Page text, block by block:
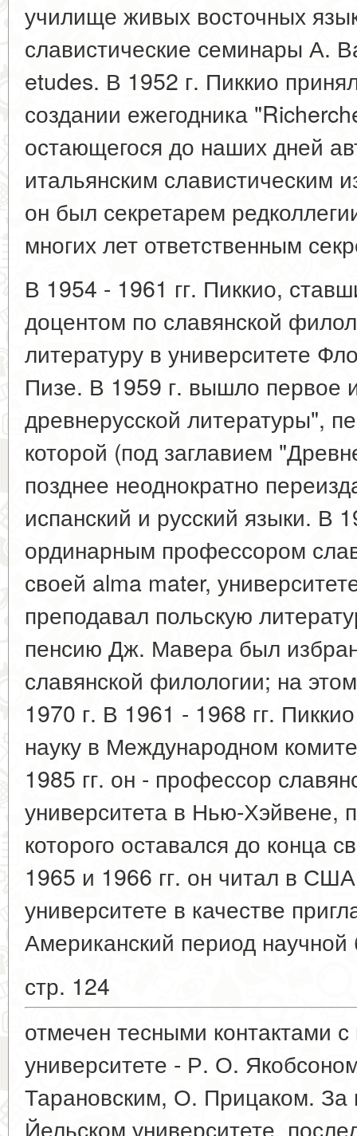
училище живых восточных
славистические семинары А.
etudes. В 1952 г. Пиккио
создании ежегодника
остающегося до наших дней
итальянским славистическим
он был секретарем
многих лет ответственным
В 1954 - 1961 гг. Пиккио,
доцентом по славянской
литературу в университете
Пизе. В 1959 г. вышло первое
древнерусской литературы",
которой (под заглавием
позднее неоднократно
испанский и русский языки. В
ординарным профессором
своей alma mater,
преподавал польскую
пенсию Дж. Мавера был
славянской филологии; на
1970 г. В 1961 - 1968 гг.
науку в Международном
1985 гг. он - профессор
университета в Нью-Хэйвене,
которого оставался до конца
1965 и 1966 гг. он читал в
университете в качестве
Американский период
стр. 124
отмечен тесными контактами
университете - Р. О.
Тарановским, О. Прицаком. За
Йельском университете,